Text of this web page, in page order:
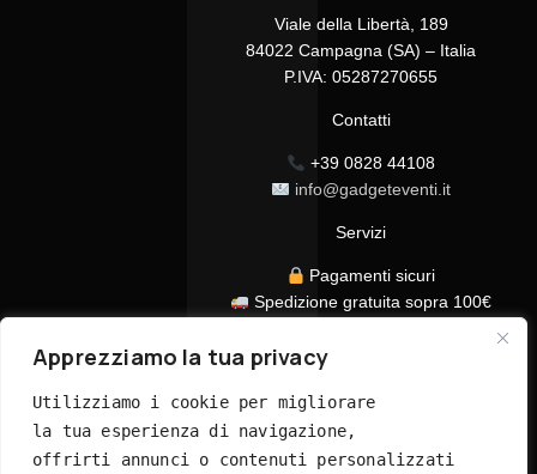
Apprezziamo la tua privacy
Utilizziamo i cookie per migliorare
la tua esperienza di navigazione,
offrirti annunci o contenuti personalizzati
Viale della Libertà, 189
84022 Campagna (SA) – Italia
P.IVA: 05287270655
Contatti
+39 0828 44108
info@gadgeteventi.it
Servizi
Pagamenti sicuri
Spedizione gratuita sopra 100€
Assistenza clienti dedicata